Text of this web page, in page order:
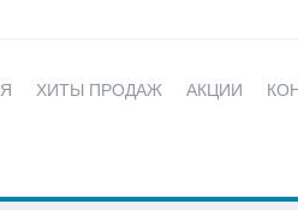
ХИТЫ ПРОДАЖ АКЦИИ